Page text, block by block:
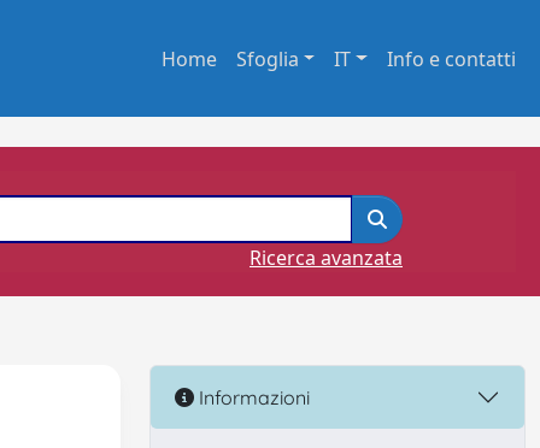
Home Sfoglia IT Info e contatti
Ricerca avanzata
Informazioni